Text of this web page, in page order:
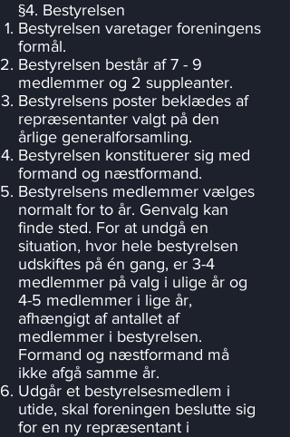
§4. Bestyrelsen
Bestyrelsen varetager foreningens
formål.
Bestyrelsen består af 7 - 9
medlemmer og 2 suppleanter.
Bestyrelsens poster beklædes af
repræsentanter valgt på den
årlige generalforsamling.
Bestyrelsen konstituerer sig med
formand og næstformand.
Bestyrelsens medlemmer vælges
normalt for to år. Genvalg kan
finde sted. For at undgå en
situation, hvor hele bestyrelsen
udskiftes på én gang, er 3-4
medlemmer på valg i ulige år og
4-5 medlemmer i lige år,
afhængigt af antallet af
medlemmer i bestyrelsen.
Formand og næstformand må
ikke afgå samme år.
Udgår et bestyrelsesmedlem i
utide, skal foreningen beslutte sig
for en ny repræsentant i